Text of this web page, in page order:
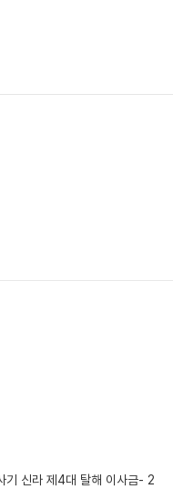
기 신라 제4대 탈해 이사금- 2